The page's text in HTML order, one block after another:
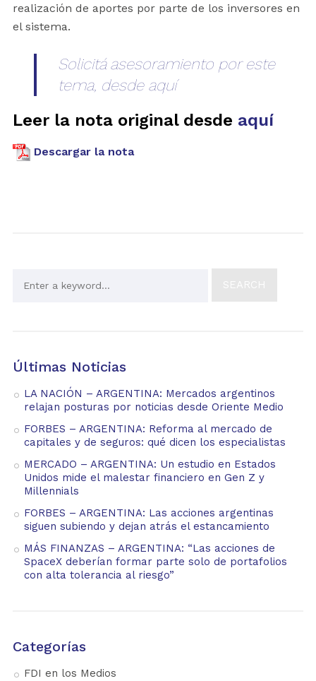
realización de aportes por parte de los inversores en
el sistema.
Solicitá asesoramiento por este
tema, desde aquí
Leer la nota original desde aquí
Descargar la nota
Últimas Noticias
LA NACIÓN – ARGENTINA: Mercados argentinos
relajan posturas por noticias desde Oriente Medio
FORBES – ARGENTINA: Reforma al mercado de
capitales y de seguros: qué dicen los especialistas
MERCADO – ARGENTINA: Un estudio en Estados
Unidos mide el malestar financiero en Gen Z y
Millennials
FORBES – ARGENTINA: Las acciones argentinas
siguen subiendo y dejan atrás el estancamiento
MÁS FINANZAS – ARGENTINA: “Las acciones de
SpaceX deberían formar parte solo de portafolios
con alta tolerancia al riesgo”
Categorías
FDI en los Medios